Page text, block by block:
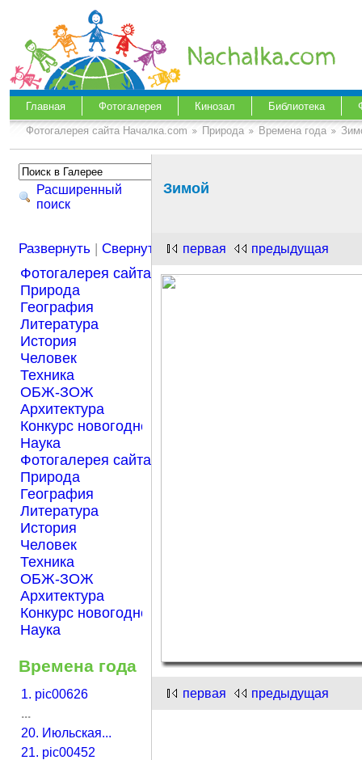
Главная Фотогалерея Кинозал Библиотека
Фотогалерея сайта Началка.com Природа Времена года
Расширенный
поиск
Развернуть |Свернуть
Фотогалерея сайта Началка.com
Природа
География
Литература
История
Человек
Техника
ОБЖ-ЗОЖ
Архитектура
Конкурс новогодней открытки "Нарисуем Новый
Наука
Фотогалерея сайта Началка.com
Природа
География
Литература
История
Человек
Техника
ОБЖ-ЗОЖ
Архитектура
Конкурс новогодней открытки "Нарисуем Новый
Наука
Времена года
1. pic00626
...
20. Июльская...
21. pic00452
Зимой
первая предыдущая
первая предыдущая